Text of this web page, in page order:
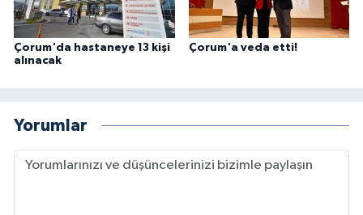
Çorum'da hastaneye 13 kişi
alınacak
Çorum'a veda etti!
Yorumlar